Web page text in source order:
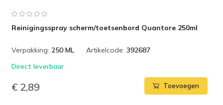
Reinigingsspray scherm/toetsenbord Quantore 250ml
Verpakking: 250 ML Artikelcode: 392687
Direct leverbaar
€ 2,89 Toevoegen